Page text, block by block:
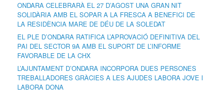
ONDARA CELEBRARÀ EL 27 D’AGOST UNA GRAN NIT
SOLIDÀRIA AMB EL SOPAR A LA FRESCA A BENEFICI DE
LA RESIDÈNCIA MARE DE DÉU DE LA SOLEDAT
EL PLE D’ONDARA RATIFICA L’APROVACIÓ DEFINITIVA DEL
PAI DEL SECTOR 9A AMB EL SUPORT DE L’INFORME
FAVORABLE DE LA CHX
L’AJUNTAMENT D’ONDARA INCORPORA DUES PERSONES
TREBALLADORES GRÀCIES A LES AJUDES LABORA JOVE I
LABORA DONA